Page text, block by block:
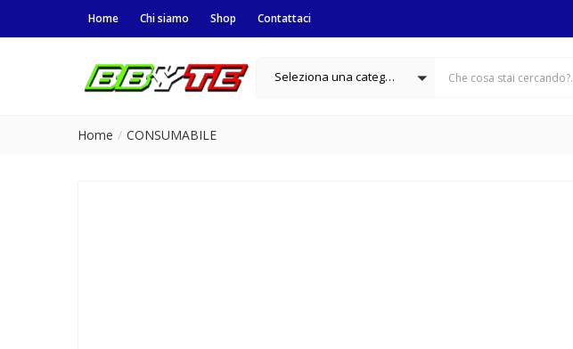
Home Chi siamo Shop Contattaci
Seleziona una categoria
Home CONSUMABILE